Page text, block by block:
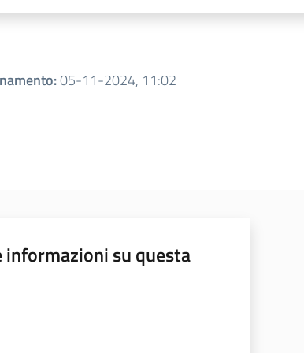
:05-11-2024, 11:02
informazioni su questa